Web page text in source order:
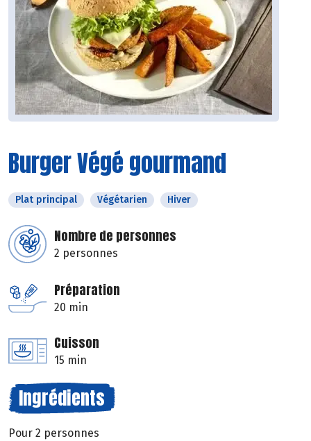
Burger Végé gourmand
Plat principal Végétarien Hiver
Nombre de personnes
2 personnes
Préparation
20 min
Cuisson
15 min
Ingrédients
Pour 2 personnes